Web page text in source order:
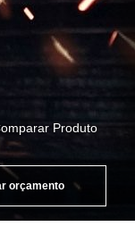
Produto
orçamento